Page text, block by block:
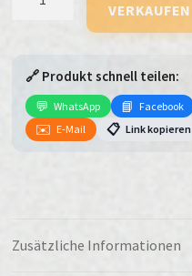
Pro
5G
Ivy
VERKAUFEN
🔗 Produkt schnell teilen:
💬 WhatsApp 📘 Facebook
✉️ E-Mail 📋 Link kopieren
Zusätzliche Informationen